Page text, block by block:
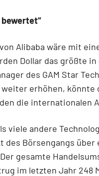
bewertet“
von Alibaba wäre mit
Dollar das größte
des GAM Star
erhöhen, könnte
die internationalen
viele andere
des Börsengangs
gesamte
im letzten Jahr 248